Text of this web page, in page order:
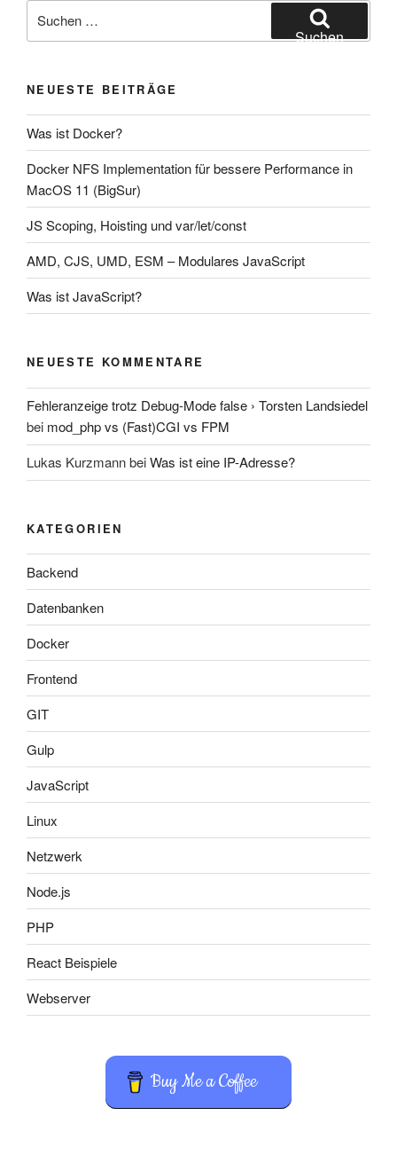
nach:
Suchen
NEUESTE BEITRÄGE
Was ist Docker?
Docker NFS Implementation für bessere Performance in
MacOS 11 (BigSur)
JS Scoping, Hoisting und var/let/const
AMD, CJS, UMD, ESM – Modulares JavaScript
Was ist JavaScript?
NEUESTE KOMMENTARE
Fehleranzeige trotz Debug-Mode false › Torsten Landsiedel
bei mod_php vs (Fast)CGI vs FPM
Lukas KurzmannbeiWas ist eine IP-Adresse?
KATEGORIEN
Backend
Datenbanken
Docker
Frontend
GIT
Gulp
JavaScript
Linux
Netzwerk
Node.js
PHP
React Beispiele
Webserver
Buy Me a Coffee